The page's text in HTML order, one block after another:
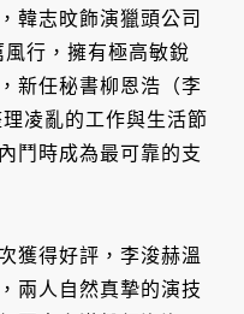
韓志旼飾演獵頭公司
行，擁有極高敏銳
新任秘書柳恩浩（李
凌亂的工作與生活節
鬥時成為最可靠的支
獲得好評，李浚赫溫
兩人自然真摯的演技